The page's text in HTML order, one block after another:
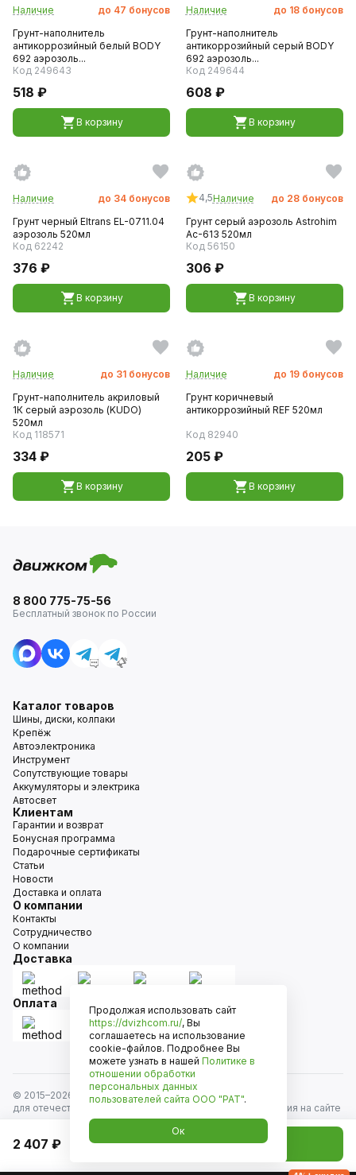
Наличие до 47 бонусов
Грунт-наполнитель
антикоррозийный белый BODY
692 аэрозоль...
Код 249643
518 ₽
В корзину
Наличие до 18 бонусов
Грунт-наполнитель
антикоррозийный серый BODY
692 аэрозоль...
Код 249644
608 ₽
В корзину
Наличие до 34 бонусов
Грунт черный Eltrans EL-0711.04
аэрозоль 520мл
Код 62242
376 ₽
В корзину
4,5Наличие до 28 бонусов
Грунт серый аэрозоль Astrohim
Ас-613 520мл
Код 56150
306 ₽
В корзину
Наличие до 31 бонусов
Грунт-наполнитель акриловый
1К серый аэрозоль (KUDO)
520мл
Код 118571
334 ₽
В корзину
Наличие до 19 бонусов
Грунт коричневый
антикоррозийный REF 520мл
Код 82940
205 ₽
В корзину
2 407 ₽ Добавить в корзину
8 800 775-75-56
Бесплатный звонок по России
Каталог товаров
Шины, диски, колпаки
Крепёж
Автоэлектроника
Инструмент
Сопутствующие товары
Аккумуляторы и электрика
Автосвет
Клиентам
Гарантии и возврат
Бонусная программа
Подарочные сертификаты
Статьи
Новости
Доставка и оплата
О компании
Контакты
Сотрудничество
О компании
Доставка
Оплата
© 2015–2026
Движком — сеть магазинов автозапчастей
для отечественных автомобилей и иномарок. Информация на сайте
носит исключительно информационный характер и не является
публичной офертой, определяемой положениями
ст. 437 Гражданского кодекса РФ. Все права защищены.
Продолжая использовать сайт
https://dvizhcom.ru/, Вы
соглашаетесь на использование
cookie-файлов. Подробнее Вы
можете узнать в нашей Политике в
отношении обработки
персональных данных
пользователей сайта ООО "РАТ".
Ок